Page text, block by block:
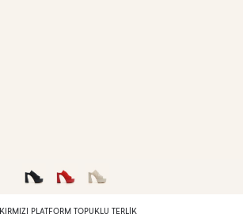
KIRMIZI PLATFORM TOPUKLU TERLIK